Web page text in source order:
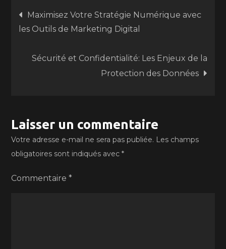
Navigation
de
l’article
Maximisez Votre Stratégie Numérique avec
les Outils de Marketing Digital
Sécurité et Confidentialité: Les Enjeux de la
Protection des Données
Laisser un commentaire
Votre adresse e-mail ne sera pas publiée. Les champs
obligatoires sont indiqués avec*
Commentaire*